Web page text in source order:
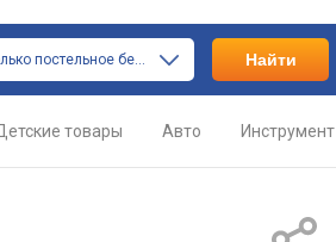
только постельное белье Найти
товары Авто Инструмент